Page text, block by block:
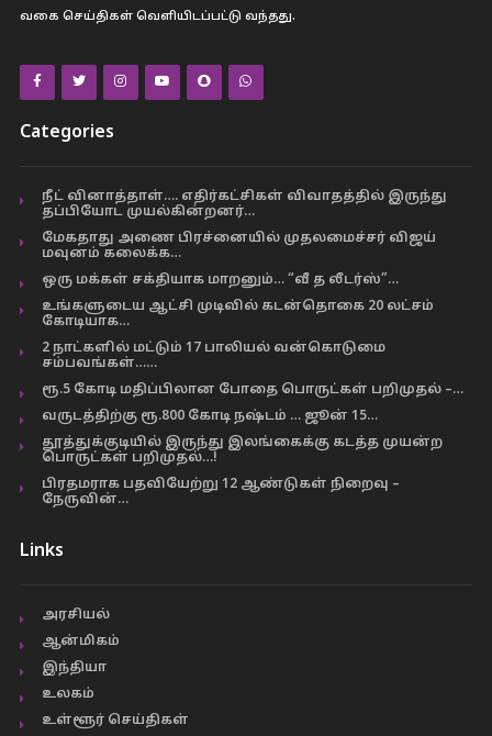
வகை செய்திகள் வெளியிடப்பட்டு வந்தது.
Categories
நீட் வினாத்தாள்…. எதிர்கட்சிகள் விவாதத்தில் இருந்து
தப்பியோட முயல்கின்றனர்…
மேகதாது அணை பிரச்னையில் முதலமைச்சர் விஜய்
மவுனம் கலைக்க…
ஒரு மக்கள் சக்தியாக மாறனும்… “வீ த லீடர்ஸ்”…
உங்களுடைய ஆட்சி முடிவில் கடன்தொகை 20 லட்சம்
கோடியாக…
2 நாட்களில் மட்டும் 17 பாலியல் வன்கொடுமை
சம்பவங்கள்……
ரூ.5 கோடி மதிப்பிலான போதை பொருட்கள் பறிமுதல் –…
வருடத்திற்கு ரூ.800 கோடி நஷ்டம் … ஜூன் 15…
தூத்துக்குடியில் இருந்து இலங்கைக்கு கடத்த முயன்ற
பொருட்கள் பறிமுதல்…!
பிரதமராக பதவியேற்று 12 ஆண்டுகள் நிறைவு –
நேருவின்…
Links
அரசியல்
ஆன்மிகம்
இந்தியா
உலகம்
உள்ளூர் செய்திகள்